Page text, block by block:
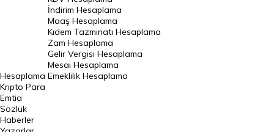
Serbest Piyasa Döviz Kurları
Merkez Bankası Döviz Kurları
Altın Fiyatları
Gram Altın Fiyatı
Çeyrek Altın Fiyatı
Hesaplama
İndirim Hesaplama
Maaş Hesaplama
Kıdem Tazminatı Hesaplama
Zam Hesaplama
Gelir Vergisi Hesaplama
Mesai Hesaplama
Emeklilik Hesaplama
Kripto Para
Emtia
Sözlük
Haberler